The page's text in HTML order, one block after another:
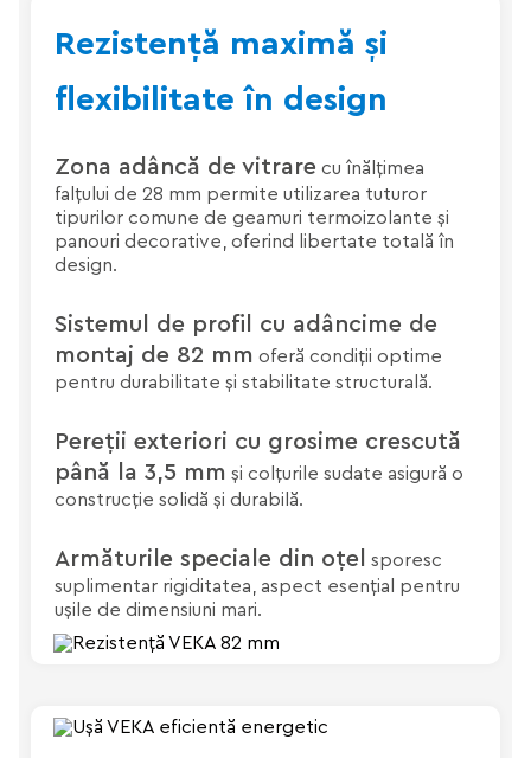
Rezistență maximă și
flexibilitate în design
Zona adâncă de vitrare cu înălțimea
falțului de 28 mm permite utilizarea tuturor
tipurilor comune de geamuri termoizolante și
panouri decorative, oferind libertate totală în
design.
Sistemul de profil cu adâncime de
montaj de 82 mm oferă condiții optime
pentru durabilitate și stabilitate structurală.
Pereții exteriori cu grosime crescută
până la 3,5 mm și colțurile sudate asigură o
construcție solidă și durabilă.
Armăturile speciale din oțel
sporesc
suplimentar rigiditatea, aspect esențial pentru
ușile de dimensiuni mari.